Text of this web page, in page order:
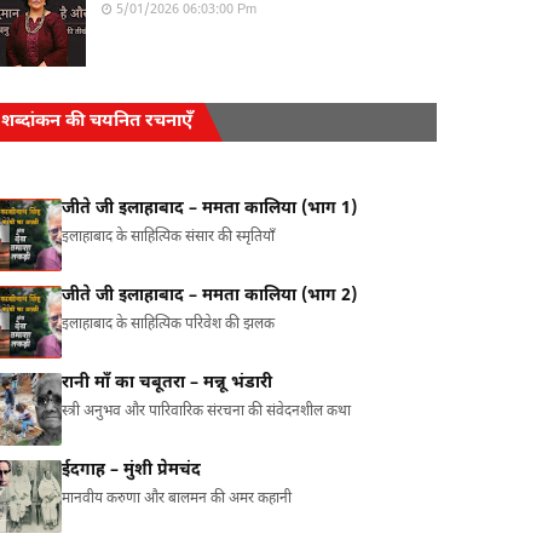
5/01/2026 06:03:00 Pm
शब्दांकन की चयनित रचनाएँ
जीते जी इलाहाबाद – ममता कालिया (भाग 1)
इलाहाबाद के साहित्यिक संसार की स्मृतियाँ
जीते जी इलाहाबाद – ममता कालिया (भाग 2)
इलाहाबाद के साहित्यिक परिवेश की झलक
रानी माँ का चबूतरा – मन्नू भंडारी
स्त्री अनुभव और पारिवारिक संरचना की संवेदनशील कथा
ईदगाह – मुंशी प्रेमचंद
मानवीय करुणा और बालमन की अमर कहानी